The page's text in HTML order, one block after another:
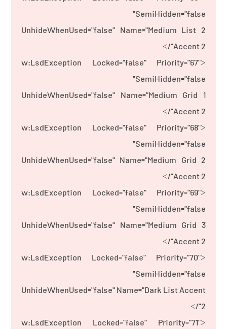
SemiHidden="false"
UnhideWhenUsed="false" Name="Medium List 2
Accent 2"/>
<w:LsdException Locked="false" Priority="67"
SemiHidden="false"
UnhideWhenUsed="false" Name="Medium Grid 1
Accent 2"/>
<w:LsdException Locked="false" Priority="68"
SemiHidden="false"
UnhideWhenUsed="false" Name="Medium Grid 2
Accent 2"/>
<w:LsdException Locked="false" Priority="69"
SemiHidden="false"
UnhideWhenUsed="false" Name="Medium Grid 3
Accent 2"/>
<w:LsdException Locked="false" Priority="70"
SemiHidden="false"
UnhideWhenUsed="false" Name="Dark List Accent
2"/>
<w:LsdException Locked="false" Priority="71"